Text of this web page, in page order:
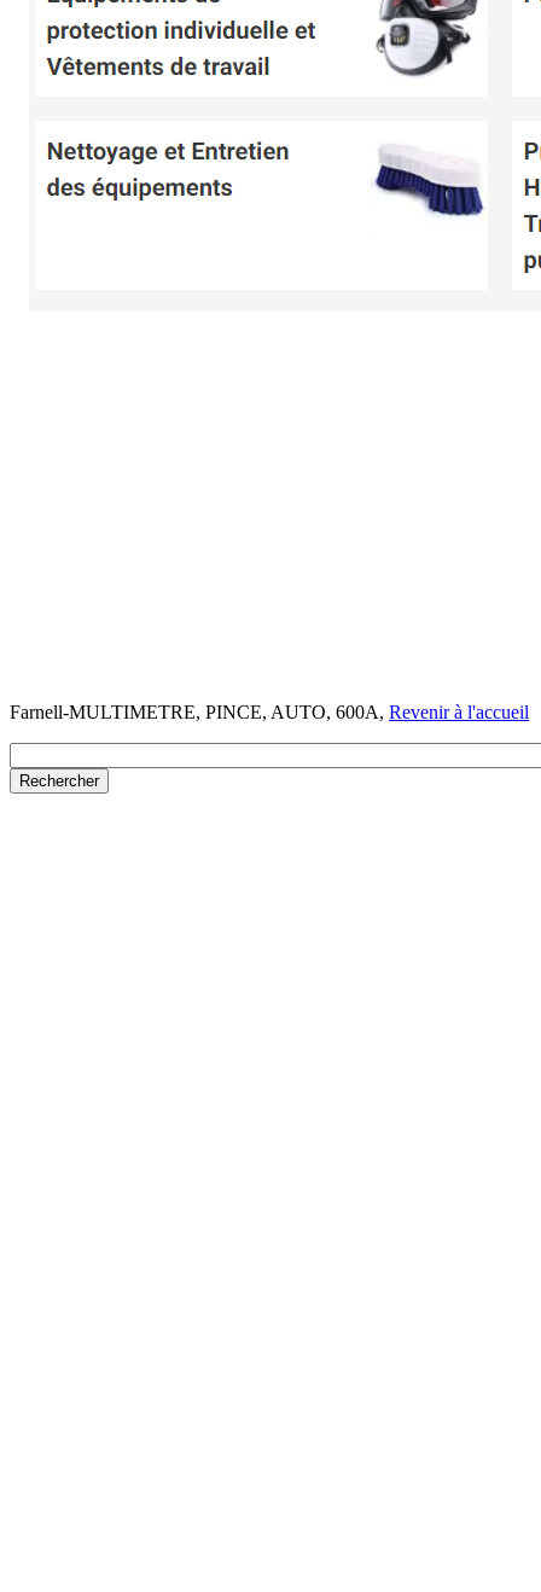
Farnell-MULTIMETRE, PINCE, AUTO, 600A, Revenir à l'accueil